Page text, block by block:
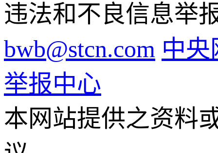
违法和不良信息举
bwb@stcn.com 中
举报中心
本网站提供之资料